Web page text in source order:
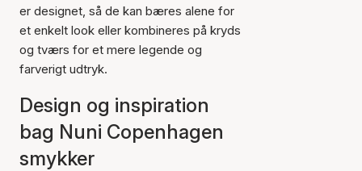
er designet, så de kan bæres alene for
et enkelt look eller kombineres på kryds
og tværs for et mere legende og
farverigt udtryk.
Design og inspiration
bag Nuni Copenhagen
smykker